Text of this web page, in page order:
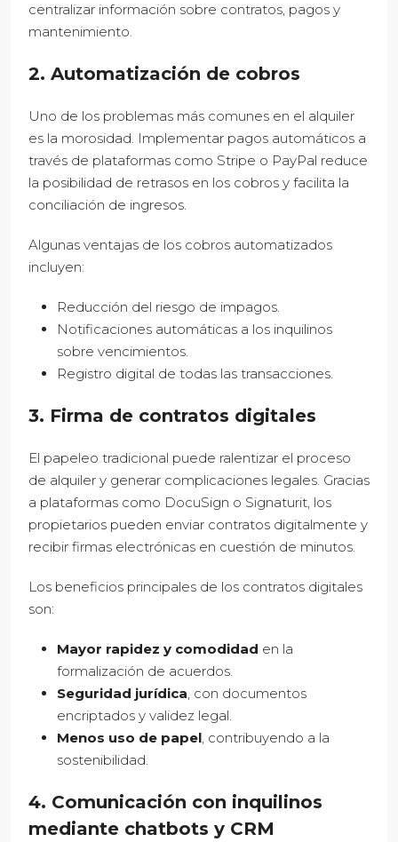
centralizar información sobre contratos, pagos y
mantenimiento.
2. Automatización de cobros
Uno de los problemas más comunes en el alquiler
es la morosidad. Implementar pagos automáticos a
través de plataformas como Stripe o PayPal reduce
la posibilidad de retrasos en los cobros y facilita la
conciliación de ingresos.
Algunas ventajas de los cobros automatizados
incluyen:
Reducción del riesgo de impagos.
Notificaciones automáticas a los inquilinos
sobre vencimientos.
Registro digital de todas las transacciones.
3. Firma de contratos digitales
El papeleo tradicional puede ralentizar el proceso
de alquiler y generar complicaciones legales. Gracias
a plataformas como DocuSign o Signaturit, los
propietarios pueden enviar contratos digitalmente y
recibir firmas electrónicas en cuestión de minutos.
Los beneficios principales de los contratos digitales
son:
Mayor rapidez y comodidad en la
formalización de acuerdos.
Seguridad jurídica, con documentos
encriptados y validez legal.
Menos uso de papel, contribuyendo a la
sostenibilidad.
4. Comunicación con inquilinos
mediante chatbots y CRM